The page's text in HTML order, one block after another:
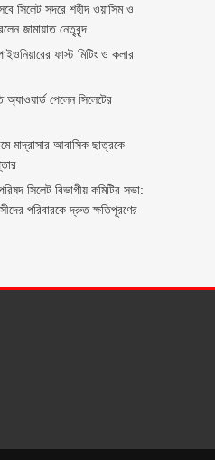
সিলেট সদরে শহীদ ওয়াসিম ও
জামায়াত নেতৃবৃন্দ
ফাস্ট মিটিং ও কলার
অ্যাওয়ার্ড পেলেন সিলেটের
মাদ্রাসার আবাসিক ছাত্রকে
সিলেট বিভাগীয় কমিটির সভা:
পরিবারকে দ্রুত ক্ষতিপূরণের